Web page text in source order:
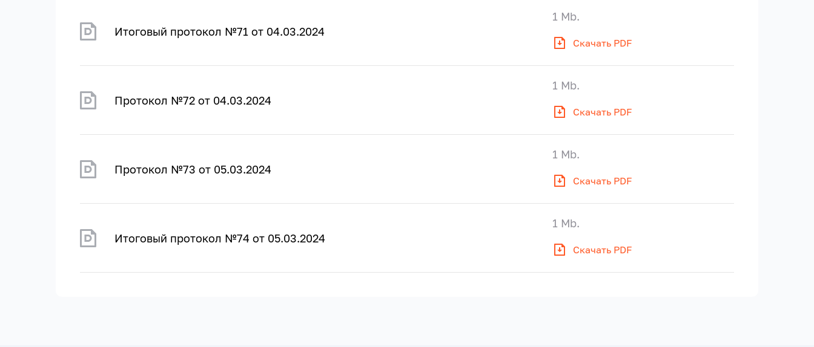
Итоговый протокол №71 от 04.03.2024
Скачать PDF
1 Mb.
Протокол №72 от 04.03.2024
Скачать PDF
1 Mb.
Протокол №73 от 05.03.2024
Скачать PDF
1 Mb.
Итоговый протокол №74 от 05.03.2024
Скачать PDF
1 Mb.